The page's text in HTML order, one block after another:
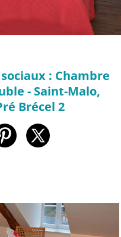
: Chambre
- Saint-Malo,
Brécel 2